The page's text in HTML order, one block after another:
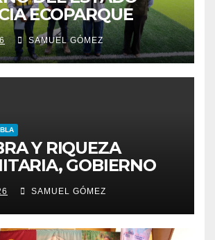
ECOPARQUE
EN GRANDE COMO
AMBIENTAL
SAMUEL GÓMEZ
Y RIQUEZA
GOBIERNO
INCENTIVA AL
ARTESANAL
SAMUEL GÓMEZ